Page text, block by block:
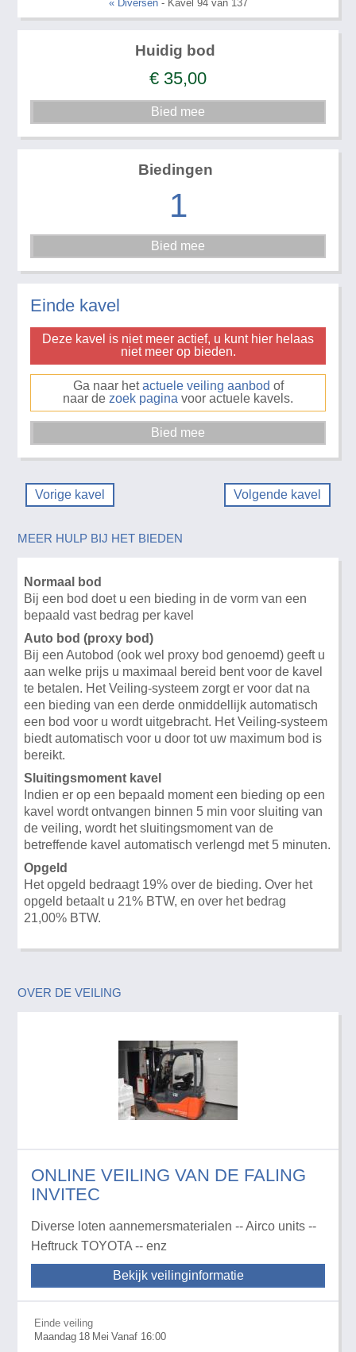
« Diversen- Kavel 94 van 137
Huidig bod
€ 35,00
Biedingen
1
Einde kavel
Deze kavel is niet meer actief, u kunt hier helaas
niet meer op bieden.
Ga naar hetactuele veiling aanbod of
naar de zoek pagina voor actuele kavels.
Vorige kavel Volgende kavel
MEER HULP BIJ HET BIEDEN
Normaal bod
Bij een bod doet u een bieding in de vorm van een
bepaald vast bedrag per kavel
Auto bod (proxy bod)
Bij een Autobod (ook wel proxy bod genoemd) geeft u
aan welke prijs u maximaal bereid bent voor de kavel
te betalen. Het Veiling-systeem zorgt er voor dat na
een bieding van een derde onmiddellijk automatisch
een bod voor u wordt uitgebracht. Het Veiling-systeem
biedt automatisch voor u door tot uw maximum bod is
bereikt.
Sluitingsmoment kavel
Indien er op een bepaald moment een bieding op een
kavel wordt ontvangen binnen 5 min voor sluiting van
de veiling, wordt het sluitingsmoment van de
betreffende kavel automatisch verlengd met 5 minuten.
Opgeld
Het opgeld bedraagt 19% over de bieding. Over het
opgeld betaalt u 21% BTW, en over het bedrag
21,00% BTW.
OVER DE VEILING
ONLINE VEILING VAN DE FALING
INVITEC
Diverse loten aannemersmaterialen -- Airco units --
Heftruck TOYOTA -- enz
Bekijk veilinginformatie
Einde veiling
Maandag 18 Mei Vanaf 16:00